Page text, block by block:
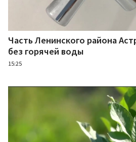
Часть Ленинского района
без горячей воды
15:25